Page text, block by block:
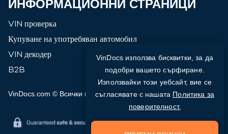
VinDocs използва бисквитки, за да
подобри вашето сърфиране.
Използвайки този уебсайт, вие се
съгласявате с нашата Политика за
поверителност.
ИНФОРМАЦИОННИ СТРАНИЦИ
VIN проверка
Купуване на употребяван автомобил
VIN декодер
B2B
VinDocs.com © Всички права запазени 2026